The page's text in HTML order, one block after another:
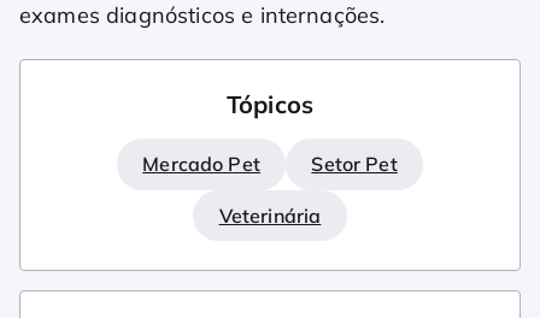
exames diagnósticos e internações.
Tópicos
Mercado Pet Setor Pet
Veterinária